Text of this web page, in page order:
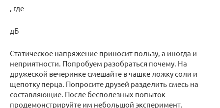
, где
дБ
Статическое напряжение приносит пользу, а иногда и
неприятности. Попробуем разобраться почему. На
дружеской вечеринке смешайте в чашке ложку соли и
щепотку перца. Попросите друзей разделить смесь на
составляющие. После бесполезных попыток
продемонстрируйте им небольшой эксперимент.